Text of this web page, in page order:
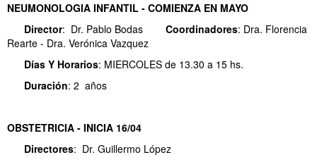
NEUMONOLOGIA INFANTIL - COMIENZA EN MAYO
Director: Dr. Pablo Bodas Coordinadores: Dra. Florencia
Rearte - Dra. Verónica Vazquez
Días Y Horarios: MIERCOLES de 13.30 a 15 hs.
Duración: 2 años
OBSTETRICIA - INICIA 16/04
Directores: Dr. Guillermo López